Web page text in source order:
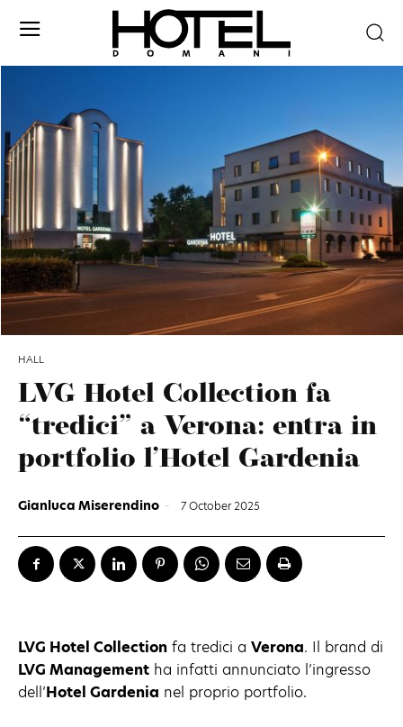
HALL
LVG Hotel Collection fa
“tredici” a Verona: entra in
portfolio l’Hotel Gardenia
Gianluca Miserendino - 7 October 2025
LVG Hotel Collection fa tredici a Verona. Il brand di
LVG Management ha infatti annunciato l’ingresso
dell’Hotel Gardenia nel proprio portfolio.